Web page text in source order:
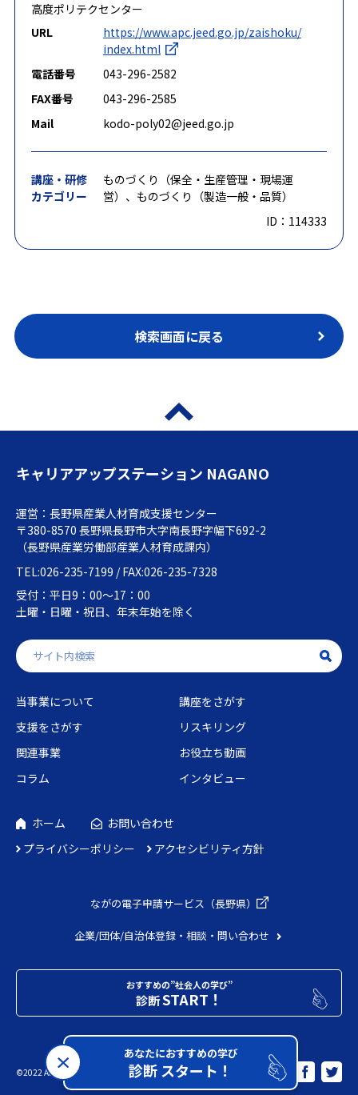
高度ポリテクセンター
URL
https://www.apc.jeed.go.jp/zaishoku/
index.html
電話番号
043-296-2582
FAX番号
043-296-2585
Mail
kodo-poly02@jeed.go.jp
講座・研修
カテゴリー
ものづくり（保全・生産管理・現場運
営）、ものづくり（製造一般・品質）
ID：114333
検索画面に戻る
キャリアアップステーション NAGANO
運営：長野県産業人材育成支援センター
〒380-8570 長野県長野市大字南長野字幅下692-2
（長野県産業労働部産業人材育成課内）
TEL:026-235-7199 / FAX:026-235-7328
受付：平日9：00～17：00
土曜・日曜・祝日、年末年始を除く
当事業について
講座をさがす
支援をさがす
リスキリング
関連事業
お役立ち動画
コラム
インタビュー
ホーム
お問い合わせ
プライバシーポリシー
アクセシビリティ方針
ながの電子申請サービス（長野県）
企業/団体/自治体登録・相談・問い合わせ
おすすめの”社会人の学び”
診断START！
Share
©2022 Adecco. All Rights Reserved.
あなたにおすすめの学び
診断 スタート！